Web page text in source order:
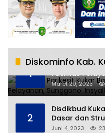
Diskominfo Kab.
1
RSUD AM
Fasilitas
Selesai Tahun
Maret 20, 2023
2
Disdikbud
Dasar dan
Juni 4, 2023